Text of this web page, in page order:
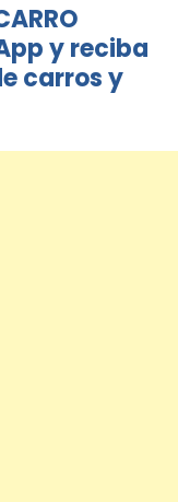
y reciba
carros y